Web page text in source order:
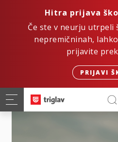
Hitra prijava
Če ste v neurju utrpeli
nepremičninah,
prijavite
PRIJAVI